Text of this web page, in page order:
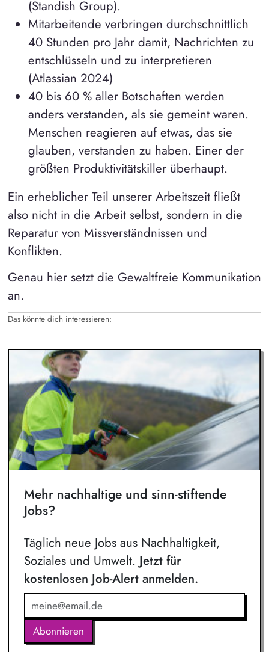
(Standish Group).
Mitarbeitende verbringen durchschnittlich
40 Stunden pro Jahr damit, Nachrichten zu
entschlüsseln und zu interpretieren
(Atlassian 2024)
40 bis 60 % aller Botschaften werden
anders verstanden, als sie gemeint waren.
Menschen reagieren auf etwas, das sie
glauben, verstanden zu haben. Einer der
größten Produktivitätskiller überhaupt.
Ein erheblicher Teil unserer Arbeitszeit fließt
also nicht in die Arbeit selbst, sondern in die
Reparatur von Missverständnissen und
Konflikten.
Genau hier setzt die Gewaltfreie Kommunikation
an.
Das könnte dich interessieren:
Mehr nachhaltige und sinn-stiftende
Jobs?
Täglich neue Jobs aus Nachhaltigkeit,
Soziales und Umwelt. Jetzt für
kostenlosen Job-Alert anmelden.
Abonnieren